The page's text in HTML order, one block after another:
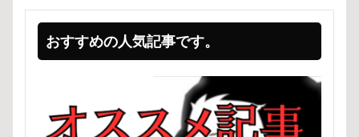
おすすめの人気記事です。